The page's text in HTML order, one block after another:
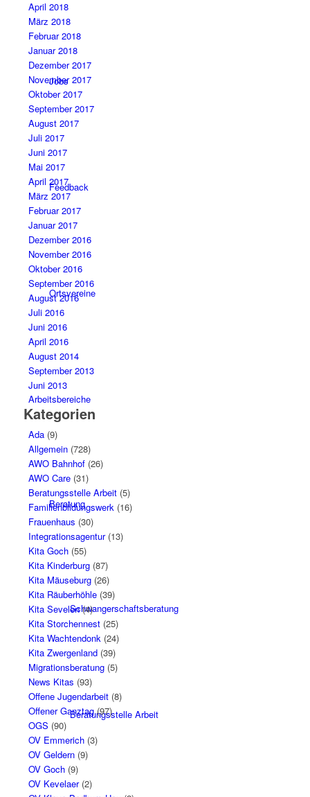
Jobs
Feedback
Ortsvereine
Arbeitsbereiche
Beratung
Schwangerschaftsberatung
Beratungsstelle Arbeit
April 2018
März 2018
Februar 2018
Januar 2018
Dezember 2017
November 2017
Oktober 2017
September 2017
August 2017
Juli 2017
Juni 2017
Mai 2017
April 2017
März 2017
Februar 2017
Januar 2017
Dezember 2016
November 2016
Oktober 2016
September 2016
August 2016
Juli 2016
Juni 2016
April 2016
August 2014
September 2013
Juni 2013
Kategorien
Ada(9)
Allgemein(728)
AWO Bahnhof(26)
AWO Care(31)
Beratungsstelle Arbeit(5)
Familienbildungswerk(16)
Frauenhaus (30)
Integrationsagentur(13)
Kita Goch(55)
Kita Kinderburg(87)
Kita Mäuseburg(26)
Kita Räuberhöhle(39)
Kita Sevelen(4)
Kita Storchennest(25)
Kita Wachtendonk(24)
Kita Zwergenland(39)
Migrationsberatung(5)
News Kitas (93)
Offene Jugendarbeit(8)
Offener Ganztag(97)
OGS (90)
OV Emmerich(3)
OV Geldern(9)
OV Goch(9)
OV Kevelaer(2)